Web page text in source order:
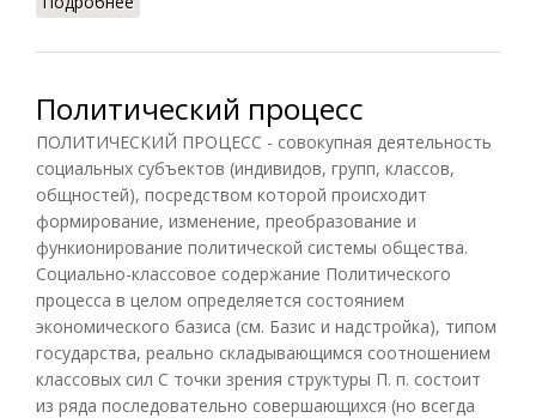
Политический процесс
ПОЛИТИЧЕСКИЙ ПРОЦЕСС - совокупная деятельность
социальных субъектов (индивидов, групп, классов,
общностей), посредством которой происходит
формирование, изменение, преобразование и
функионирование политической системы общества.
Социально-классовое содержание Политического
процесса в целом определяется состоянием
экономического базиса (см. Базис и надстройка), типом
государства, реально складывающимся соотношением
классовых сил С точки зрения структуры П. п. состоит
из ряда последовательно совершающихся (но всегда